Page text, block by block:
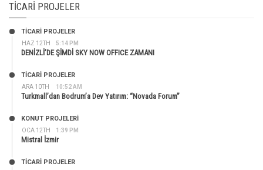
TICARI PROJELER
HAZ 12TH 5:14 PM
TİCARİ PROJELER
DENİZLİ’DE ŞİMDİ SKY NOW OFFICE ZAMANI
ARA 10TH 10:52 AM
TİCARİ PROJELER
Turkmall’dan Bodrum’a Dev Yatırım: “Novada Forum”
OCA 12TH 1:39 PM
KONUT PROJELERI
Mistral İzmir
TİCARİ PROJELER